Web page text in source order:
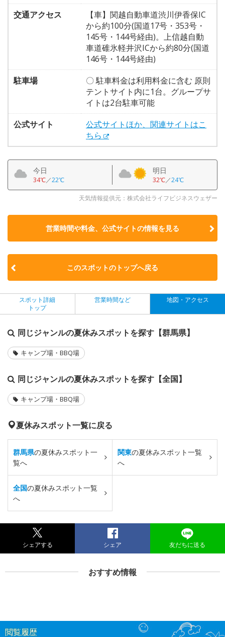
交通アクセス
【車】関越自動車道渋川伊香保IC
から約100分(国道17号・353号・
145号・144号経由)。上信越自動
車道碓氷軽井沢ICから約80分(国道
146号・144号経由)
駐車場
〇 駐車料金は利用料金に含む 原則
テントサイト内に1台。グループサ
イトは2台駐車可能
公式サイト
公式サイトほか、関連サイトはこ
ちら
今日
34℃／22℃
明日
32℃／24℃
天気情報提供元：株式会社ライフビジネスウェザー
営業時間や料金、公式サイトの情報を見る
このスポットのトップへ戻る
スポット詳細
トップ
営業時間など 地図・アクセス
同じジャンルの夏休みスポットを探す【群馬県】
キャンプ場・BBQ場
同じジャンルの夏休みスポットを探す【全国】
キャンプ場・BBQ場
夏休みスポット一覧に戻る
群馬県の夏休みスポット一
覧へ
関東の夏休みスポット一覧
へ
全国の夏休みスポット一覧
へ
シェアする シェア 友だちに送る
おすすめ情報
閲覧履歴